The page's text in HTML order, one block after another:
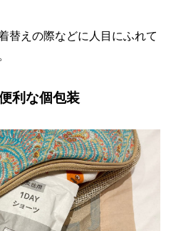
替えの際などに人目にふれて
利な個包装